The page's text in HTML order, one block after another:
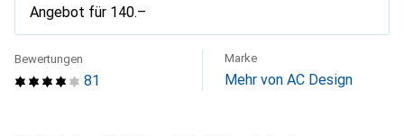
Angebot für CHF
140.–
81
Bewertungen Marke
Mehr von AC Design